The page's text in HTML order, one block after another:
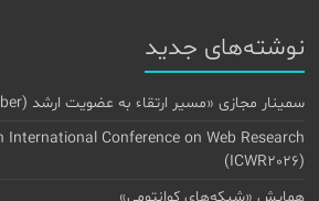
نوشته‌های جدید
سمینار مجازی «مسیر ارتقاء به عضویت ارشد (Senior Member) در IEEE»
International Conference on Web Research
(ICWR2026)